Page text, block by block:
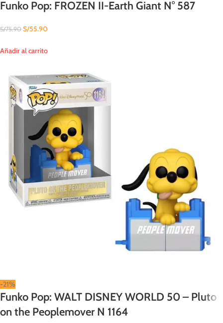
Funko Pop: FROZEN II-Earth Giant N° 587
S/75.90 S/55.90
Añadir al carrito
-21%
Funko Pop: WALT DISNEY WORLD 50 – Pluto
on the Peoplemover N 1164